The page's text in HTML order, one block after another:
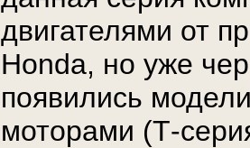
двигателями от
Honda, но уже
появились
моторами (Т-